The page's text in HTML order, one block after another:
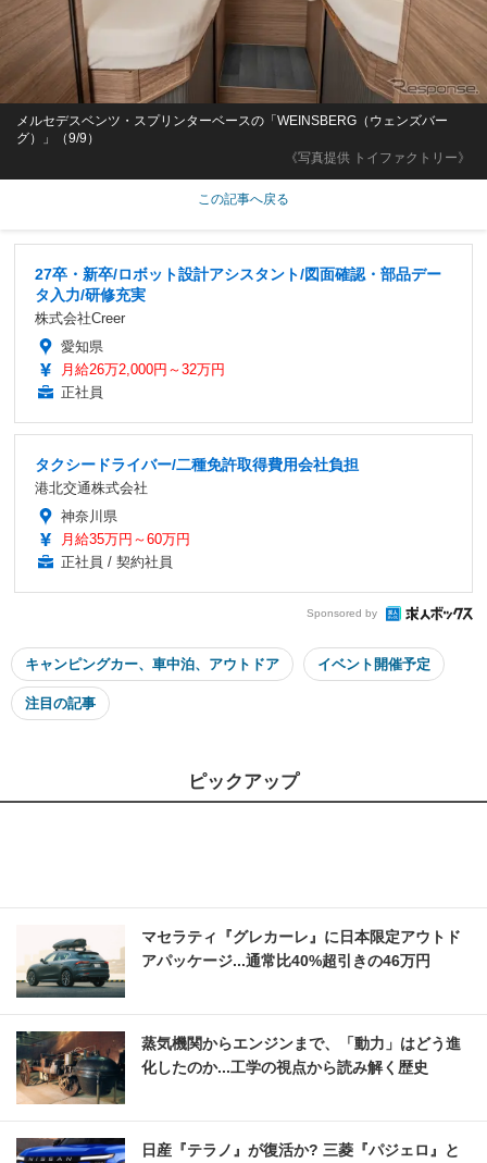
《写真提供 トイファクトリー》
メルセデスベンツ・スプリンターベースの「WEINSBERG（ウェンズバー
グ）」（9/9）
この記事へ戻る
27卒・新卒/ロボット設計アシスタント/図面確認・部品デー
タ入力/研修充実
株式会社Creer
愛知県
月給26万2,000円～32万円
正社員
タクシードライバー/二種免許取得費用会社負担
港北交通株式会社
神奈川県
月給35万円～60万円
正社員 / 契約社員
Sponsored by
キャンピングカー、車中泊、アウトドア イベント開催予定
注目の記事
ピックアップ
マセラティ『グレカーレ』に日本限定アウトド
アパッケージ...通常比40%超引きの46万円
蒸気機関からエンジンまで、「動力」はどう進
化したのか...工学の視点から読み解く歴史
日産『テラノ』が復活か? 三菱『パジェロ』と